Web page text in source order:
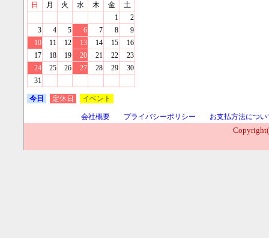
日
月 火 水 木 金
土
1
2
3
4 5 6 7 8
9
10
11 12 13 14 15
16
17
18 19 20 21 22
23
24
25 26 27 28 29
30
31
今日 定休日 イベント
会社概要 プライバシーポリシー
お支払方法につい